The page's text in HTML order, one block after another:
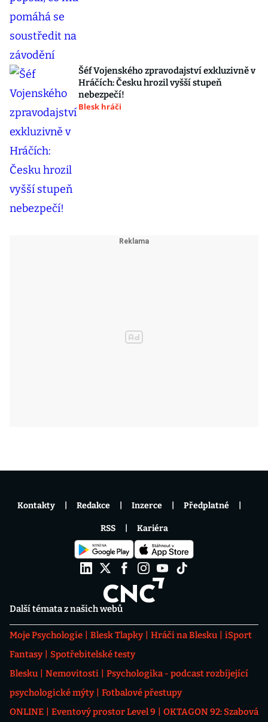
Šéf Vojenského zpravodajství exkluzivně v
Hráčích: Česku hrozil vyšší stupeň
nebezpečí!
Blesk hráči
Další témata z našich webů
Moje Psychologie Blesk Tlapky Hráči na Blesku
iSport
Fantasy
Spotřebitelské testy
Blesku
Nemovitosti
Psychologika - podcast rozbíjející
psychologické mýty
Fotbalové přestupy
ONLINE
Eventový prostor Level 9
OKTAGON 92: Szabová
Kontakty Redakce Inzerce Předplatné
RSS Kariéra